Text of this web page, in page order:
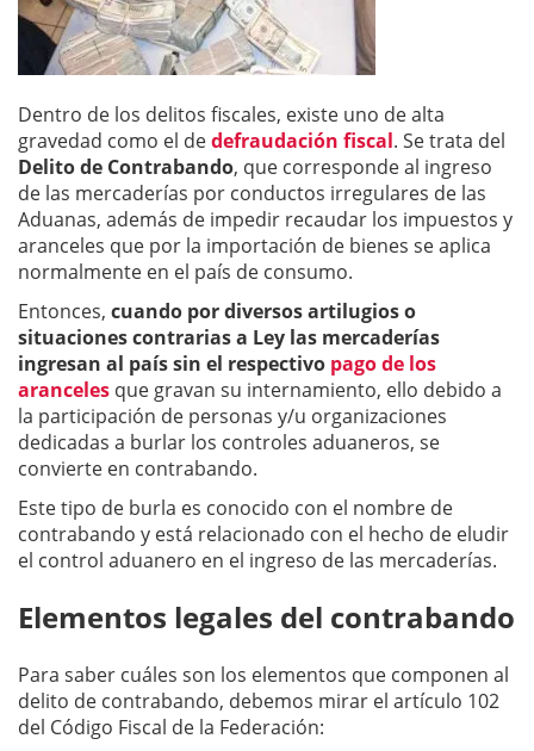
Dentro de los delitos fiscales, existe uno de alta
gravedad como el dedefraudación fiscal. Se trata del
Delito de Contrabando, que corresponde al ingreso
de las mercaderías por conductos irregulares de las
Aduanas, además de impedir recaudar los impuestos y
aranceles que por la importación de bienes se aplica
normalmente en el país de consumo.
Entonces, cuando por diversos artilugios o
situaciones contrarias a Ley las mercaderías
ingresan al país sin el respectivo pago de los
aranceles que gravan su internamiento, ello debido a
la participación de personas y/u organizaciones
dedicadas a burlar los controles aduaneros, se
convierte en contrabando.
Este tipo de burla es conocido con el nombre de
contrabando y está relacionado con el hecho de eludir
el control aduanero en el ingreso de las mercaderías.
Elementos legales del contrabando
Para saber cuáles son los elementos que componen al
delito de contrabando, debemos mirar el artículo 102
del Código Fiscal de la Federación: